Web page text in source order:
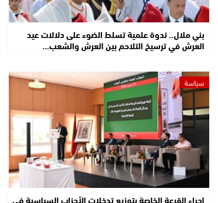
بني ملال.. ندوة علمية تسلط الضوء على دلالات عيد
العرش في ترسيخ التلاحم بين العرش والشعب…
سياسة
إجراء القرعة الخاصة بتوزيع تدخلات الأحزاب السياسية في